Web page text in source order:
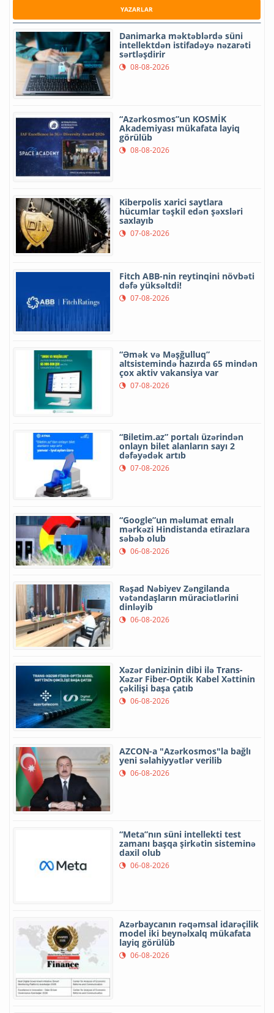
YAZARLAR
Danimarka məktəblərdə süni
intellektdən istifadəyə nəzarəti
sərtləşdirir
08-08-2026
“Azərkosmos”un KOSMİK
Akademiyası mükafata layiq
görülüb
08-08-2026
Kiberpolis xarici saytlara
hücumlar təşkil edən şəxsləri
saxlayıb
07-08-2026
Fitch ABB-nin reytinqini növbəti
dəfə yüksəltdi!
07-08-2026
“Əmək və Məşğulluq”
altsistemində hazırda 65 mindən
çox aktiv vakansiya var
07-08-2026
“Biletim.az” portalı üzərindən
onlayn bilet alanların sayı 2
dəfəyədək artıb
07-08-2026
“Google”un məlumat emalı
mərkəzi Hindistanda etirazlara
səbəb olub
06-08-2026
Rəşad Nəbiyev Zəngilanda
vətəndaşların müraciətlərini
dinləyib
06-08-2026
Xəzər dənizinin dibi ilə Trans-
Xəzər Fiber-Optik Kabel Xəttinin
çəkilişi başa çatıb
06-08-2026
AZCON-a "Azərkosmos"la bağlı
yeni səlahiyyətlər verilib
06-08-2026
“Meta”nın süni intellekti test
zamanı başqa şirkətin sisteminə
daxil olub
06-08-2026
Azərbaycanın rəqəmsal idarəçilik
model iki beynəlxalq mükafata
layiq görülüb
06-08-2026